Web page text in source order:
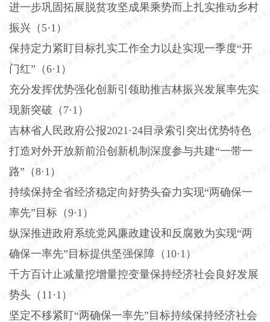
进一步巩固拓展脱贫攻坚成果乘势而上扎实推动乡村
振兴（ 5·1）
保持定力紧盯目标扎实工作全力以赴实现一季度“开
门红”（6·1）
充分发挥优势强化创新引领助推吉林振兴发展率先实
现新突破（ 7·1）
吉林省人民政府公报2021·24目录索引突出优势特色
打造对外开放新前沿创新机制深度参与共建“一带一
路”（8·1）
持续保持全省经济稳定向好势头奋力实现“两确保一
率先”目标（9·1）
纵深推进政府系统党风廉政建设和反腐败为实现“两
确保一率先”目标提供坚强保障（10·1）
千方百计止减量挖增量控变量保持经济社会良好发展
势头（ 11·1）
坚定不移紧盯“两确保一率先”目标持续保持经济社会